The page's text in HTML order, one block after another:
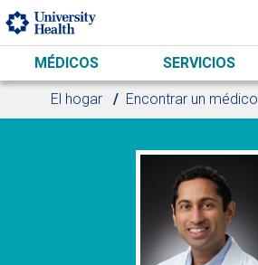
Skip to main content
MÉDICOS SERVICIOS
El hogar Encontrar un médico